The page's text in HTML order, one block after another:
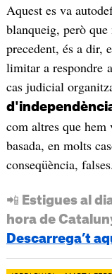
Aquest es va
blanqueig, però
precedent, és a dir,
limitar a respondre
cas judicial
com altres que hem
basada, en molts
conseqüència, falses.
📲 Estigues al
hora de
Descarrega’t